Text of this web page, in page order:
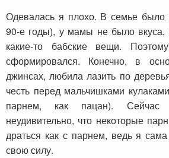
Одевалась я плохо. В семье было
90-е годы), у мамы не было вкуса,
какие-то бабские вещи.
сформировался. Конечно, в
джинсах, любила лазить по
честь перед мальчишками
парнем, как пацан).
неудивительно, что некоторые
драться как с парнем, ведь я
свою силу.